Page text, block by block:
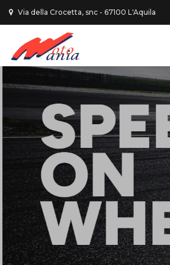
Via della Crocetta, snc - 67100 L'Aquila